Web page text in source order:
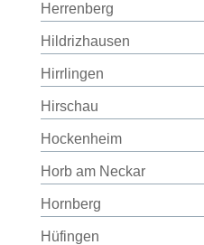
Herrenberg
Hildrizhausen
Hirrlingen
Hirschau
Hockenheim
Horb am Neckar
Hornberg
Hüfingen